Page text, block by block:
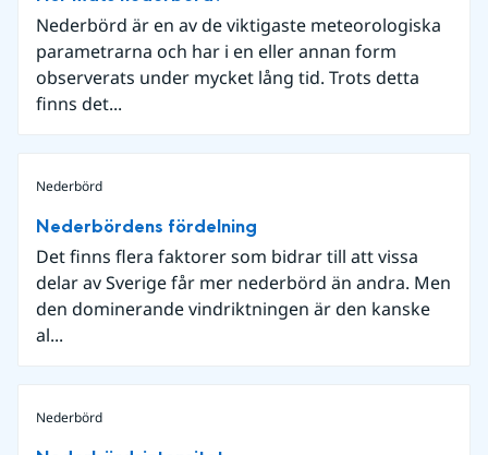
Nederbörd är en av de viktigaste meteorologiska
parametrarna och har i en eller annan form
observerats under mycket lång tid. Trots detta
finns det...
Nederbörd
Nederbördens fördelning
Det finns flera faktorer som bidrar till att vissa
delar av Sverige får mer nederbörd än andra. Men
den dominerande vindriktningen är den kanske
al...
Nederbörd